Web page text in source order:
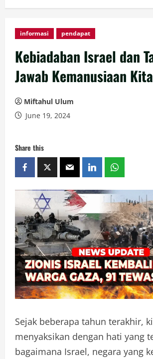
informasi pendapat
Kebiadaban Israel dan
Jawab Kemanusiaan Kita
Miftahul Ulum
June 19, 2024
Share this
Sejak beberapa tahun terakhir,
menyaksikan dengan hati yang
bagaimana Israel, negara yang